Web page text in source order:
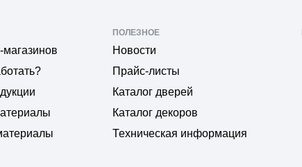
магазинов
ПОЛЕЗНОЕ
Новости
Прайс-листы
Каталог дверей
Каталог декоров
Техническая информация